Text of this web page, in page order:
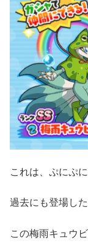
これは、ぷにぷ
過去にも登場し
この梅雨キュウ